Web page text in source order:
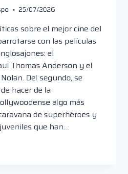
25/07/2026
sobre el mejor cine del
con las películas
el
Thomas Anderson y el
Del segundo, se
hacer de la
algo más
de superhéroes y
que han…